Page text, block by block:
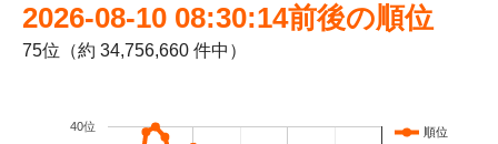
2026-08-10 08:30:14前後の順位
75位（約 34,756,660 件中）
順位
40位